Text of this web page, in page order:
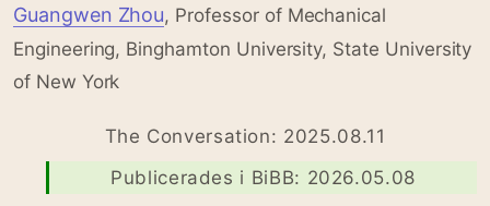
Guangwen Zhou, Professor of Mechanical
Engineering, Binghamton University, State University
of New York
The Conversation: 2025.08.11
Publicerades i BiBB: 2026.05.08